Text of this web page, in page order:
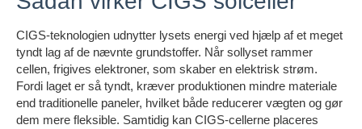
CIGS-teknologien udnytter lysets energi ved hjælp af et meget
tyndt lag af de nævnte grundstoffer. Når sollyset rammer
cellen, frigives elektroner, som skaber en elektrisk strøm.
Fordi laget er så tyndt, kræver produktionen mindre materiale
end traditionelle paneler, hvilket både reducerer vægten og gør
dem mere fleksible. Samtidig kan CIGS-cellerne placeres